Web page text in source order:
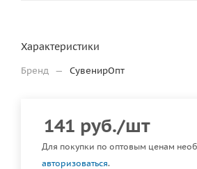
Характеристики
Бренд — СувенирОпт
141 руб./шт
Для покупки по оптовым ценам
авторизоваться.